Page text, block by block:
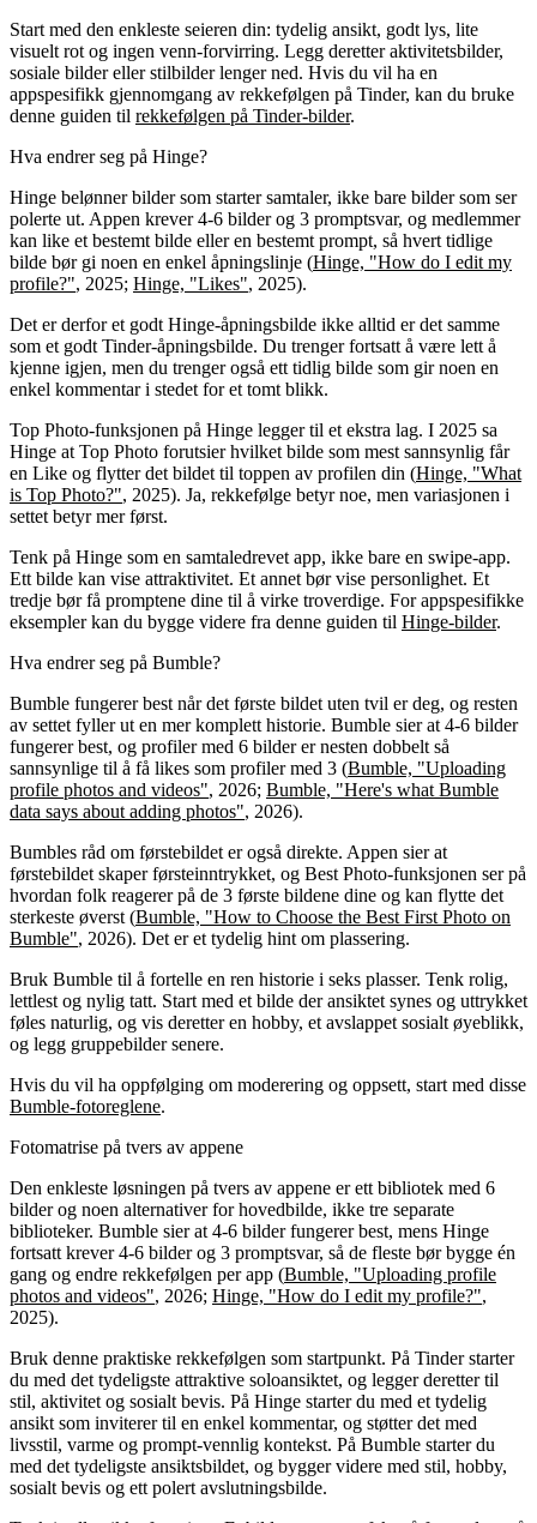
Start med den enkleste seieren din: tydelig ansikt, godt lys, lite
visuelt rot og ingen venn-forvirring. Legg deretter aktivitetsbilder,
sosiale bilder eller stilbilder lenger ned. Hvis du vil ha en
appspesifikk gjennomgang av rekkefølgen på Tinder, kan du bruke
denne guiden til rekkefølgen på Tinder-bilder.
Hva endrer seg på Hinge?
Hinge belønner bilder som starter samtaler, ikke bare bilder som ser
polerte ut. Appen krever 4-6 bilder og 3 promptsvar, og medlemmer
kan like et bestemt bilde eller en bestemt prompt, så hvert tidlige
bilde bør gi noen en enkel åpningslinje (Hinge, "How do I edit my
profile?", 2025; Hinge, "Likes", 2025).
Det er derfor et godt Hinge-åpningsbilde ikke alltid er det samme
som et godt Tinder-åpningsbilde. Du trenger fortsatt å være lett å
kjenne igjen, men du trenger også ett tidlig bilde som gir noen en
enkel kommentar i stedet for et tomt blikk.
Top Photo-funksjonen på Hinge legger til et ekstra lag. I 2025 sa
Hinge at Top Photo forutsier hvilket bilde som mest sannsynlig får
en Like og flytter det bildet til toppen av profilen din (Hinge, "What
is Top Photo?", 2025). Ja, rekkefølge betyr noe, men variasjonen i
settet betyr mer først.
Tenk på Hinge som en samtaledrevet app, ikke bare en swipe-app.
Ett bilde kan vise attraktivitet. Et annet bør vise personlighet. Et
tredje bør få promptene dine til å virke troverdige. For appspesifikke
eksempler kan du bygge videre fra denne guiden til Hinge-bilder.
Hva endrer seg på Bumble?
Bumble fungerer best når det første bildet uten tvil er deg, og resten
av settet fyller ut en mer komplett historie. Bumble sier at 4-6 bilder
fungerer best, og profiler med 6 bilder er nesten dobbelt så
sannsynlige til å få likes som profiler med 3 (Bumble, "Uploading
profile photos and videos", 2026; Bumble, "Here's what Bumble
data says about adding photos", 2026).
Bumbles råd om førstebildet er også direkte. Appen sier at
førstebildet skaper førsteinntrykket, og Best Photo-funksjonen ser på
hvordan folk reagerer på de 3 første bildene dine og kan flytte det
sterkeste øverst (Bumble, "How to Choose the Best First Photo on
Bumble", 2026). Det er et tydelig hint om plassering.
Bruk Bumble til å fortelle en ren historie i seks plasser. Tenk rolig,
lettlest og nylig tatt. Start med et bilde der ansiktet synes og uttrykket
føles naturlig, og vis deretter en hobby, et avslappet sosialt øyeblikk,
og legg gruppebilder senere.
Hvis du vil ha oppfølging om moderering og oppsett, start med disse
Bumble-fotoreglene.
Fotomatrise på tvers av appene
Den enkleste løsningen på tvers av appene er ett bibliotek med 6
bilder og noen alternativer for hovedbilde, ikke tre separate
biblioteker. Bumble sier at 4-6 bilder fungerer best, mens Hinge
fortsatt krever 4-6 bilder og 3 promptsvar, så de fleste bør bygge én
gang og endre rekkefølgen per app (Bumble, "Uploading profile
photos and videos", 2026; Hinge, "How do I edit my profile?",
2025).
Bruk denne praktiske rekkefølgen som startpunkt. På Tinder starter
du med det tydeligste attraktive soloansiktet, og legger deretter til
stil, aktivitet og sosialt bevis. På Hinge starter du med et tydelig
ansikt som inviterer til en enkel kommentar, og støtter det med
livsstil, varme og prompt-vennlig kontekst. På Bumble starter du
med det tydeligste ansiktsbildet, og bygger videre med stil, hobby,
sosialt bevis og ett polert avslutningsbilde.